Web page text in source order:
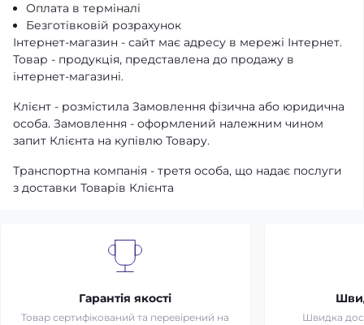
Оплата в терміналі
Безготівковій розрахунок
Інтернет-магазин - сайт має адресу в мережі Інтернет.
Товар - продукція, представлена ​​до продажу в
інтернет-магазині.
Клієнт - розмістила Замовлення фізична або юридична
особа. Замовлення - оформлений належним чином
запит Клієнта на купівлю Товару.
Транспортна компанія - третя особа, що надає послуги
з доставки Товарів Клієнта
Гарантія якості
Товар сертифікований та перевірений на
Швидка